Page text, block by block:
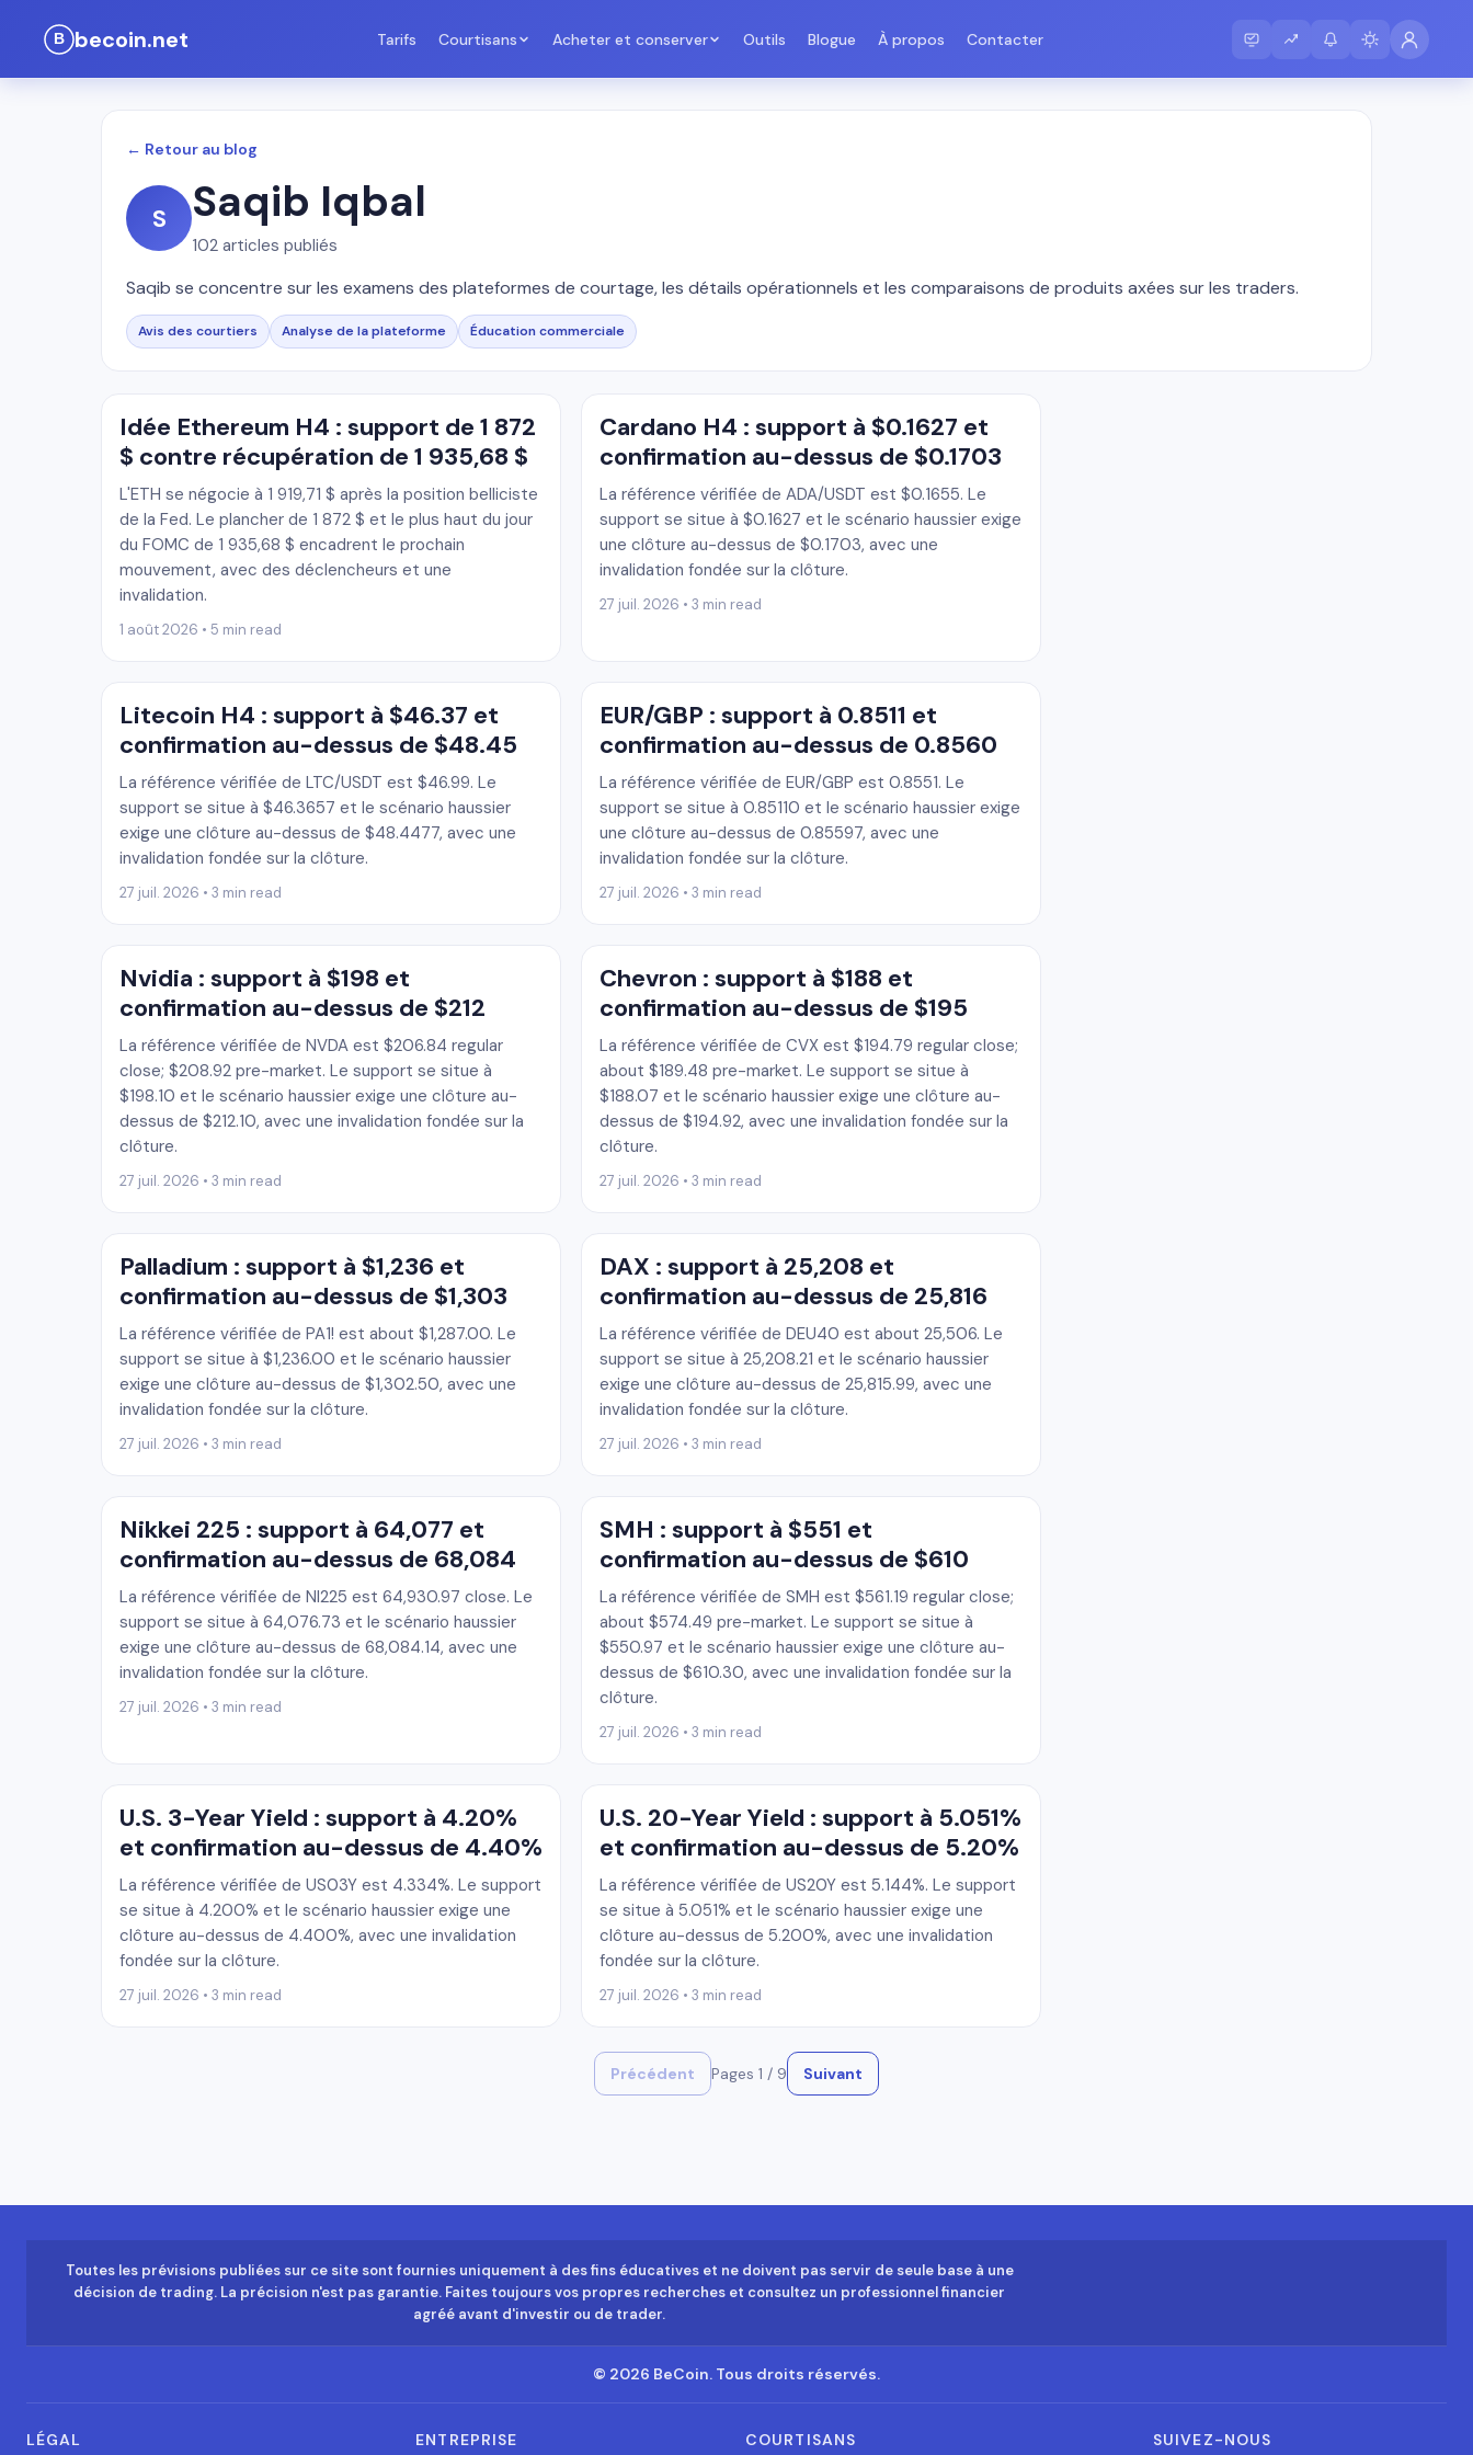
becoin.net Tarifs Courtisans Acheter et conserver Outils Blogue À propos Contacter
← Retour au blog
S Saqib Iqbal
102 articles publiés
Saqib se concentre sur les examens des plateformes de courtage, les détails opérationnels et les comparaisons de produits axées sur les traders.
Avis des courtiers Analyse de la plateforme Éducation commerciale
Idée Ethereum H4 : support de 1 872
$ contre récupération de 1 935,68 $
L'ETH se négocie à 1 919,71 $ après la position belliciste
de la Fed. Le plancher de 1 872 $ et le plus haut du jour
du FOMC de 1 935,68 $ encadrent le prochain
mouvement, avec des déclencheurs et une
invalidation.
1 août 2026 • 5 min read
Cardano H4 : support à $0.1627 et
confirmation au-dessus de $0.1703
La référence vérifiée de ADA/USDT est $0.1655. Le
support se situe à $0.1627 et le scénario haussier exige
une clôture au-dessus de $0.1703, avec une
invalidation fondée sur la clôture.
27 juil. 2026 • 3 min read
Litecoin H4 : support à $46.37 et
confirmation au-dessus de $48.45
La référence vérifiée de LTC/USDT est $46.99. Le
support se situe à $46.3657 et le scénario haussier
exige une clôture au-dessus de $48.4477, avec une
invalidation fondée sur la clôture.
27 juil. 2026 • 3 min read
EUR/GBP : support à 0.8511 et
confirmation au-dessus de 0.8560
La référence vérifiée de EUR/GBP est 0.8551. Le
support se situe à 0.85110 et le scénario haussier exige
une clôture au-dessus de 0.85597, avec une
invalidation fondée sur la clôture.
27 juil. 2026 • 3 min read
Nvidia : support à $198 et
confirmation au-dessus de $212
La référence vérifiée de NVDA est $206.84 regular
close; $208.92 pre-market. Le support se situe à
$198.10 et le scénario haussier exige une clôture au-
dessus de $212.10, avec une invalidation fondée sur la
clôture.
27 juil. 2026 • 3 min read
Chevron : support à $188 et
confirmation au-dessus de $195
La référence vérifiée de CVX est $194.79 regular close;
about $189.48 pre-market. Le support se situe à
$188.07 et le scénario haussier exige une clôture au-
dessus de $194.92, avec une invalidation fondée sur la
clôture.
27 juil. 2026 • 3 min read
Palladium : support à $1,236 et
confirmation au-dessus de $1,303
La référence vérifiée de PA1! est about $1,287.00. Le
support se situe à $1,236.00 et le scénario haussier
exige une clôture au-dessus de $1,302.50, avec une
invalidation fondée sur la clôture.
27 juil. 2026 • 3 min read
DAX : support à 25,208 et
confirmation au-dessus de 25,816
La référence vérifiée de DEU40 est about 25,506. Le
support se situe à 25,208.21 et le scénario haussier
exige une clôture au-dessus de 25,815.99, avec une
invalidation fondée sur la clôture.
27 juil. 2026 • 3 min read
Nikkei 225 : support à 64,077 et
confirmation au-dessus de 68,084
La référence vérifiée de NI225 est 64,930.97 close. Le
support se situe à 64,076.73 et le scénario haussier
exige une clôture au-dessus de 68,084.14, avec une
invalidation fondée sur la clôture.
27 juil. 2026 • 3 min read
SMH : support à $551 et
confirmation au-dessus de $610
La référence vérifiée de SMH est $561.19 regular close;
about $574.49 pre-market. Le support se situe à
$550.97 et le scénario haussier exige une clôture au-
dessus de $610.30, avec une invalidation fondée sur la
clôture.
27 juil. 2026 • 3 min read
U.S. 3-Year Yield : support à 4.20%
et confirmation au-dessus de 4.40%
La référence vérifiée de US03Y est 4.334%. Le support
se situe à 4.200% et le scénario haussier exige une
clôture au-dessus de 4.400%, avec une invalidation
fondée sur la clôture.
27 juil. 2026 • 3 min read
U.S. 20-Year Yield : support à 5.051%
et confirmation au-dessus de 5.20%
La référence vérifiée de US20Y est 5.144%. Le support
se situe à 5.051% et le scénario haussier exige une
clôture au-dessus de 5.200%, avec une invalidation
fondée sur la clôture.
27 juil. 2026 • 3 min read
Précédent Pages 1 / 9 Suivant
Toutes les prévisions publiées sur ce site sont fournies uniquement à des fins éducatives et ne doivent pas servir de seule base à une
décision de trading. La précision n'est pas garantie. Faites toujours vos propres recherches et consultez un professionnel financier
agréé avant d'investir ou de trader.
© 2026 BeCoin. Tous droits réservés.
LÉGAL ENTREPRISE COURTISANS SUIVEZ-NOUS